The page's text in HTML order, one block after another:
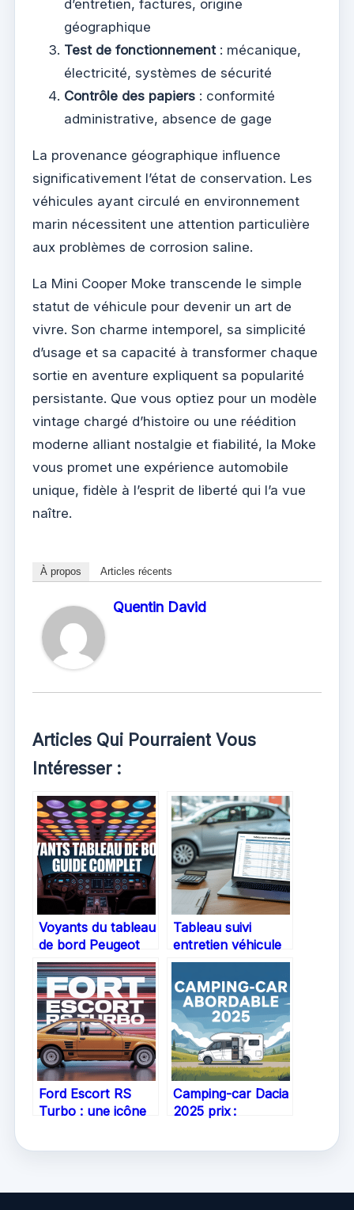
d’entretien, factures, origine
géographique
Test de fonctionnement: mécanique,
électricité, systèmes de sécurité
Contrôle des papiers : conformité
administrative, absence de gage
La provenance géographique influence
significativement l’état de conservation. Les
véhicules ayant circulé en environnement
marin nécessitent une attention particulière
aux problèmes de corrosion saline.
La Mini Cooper Moke transcende le simple
statut de véhicule pour devenir un art de
vivre. Son charme intemporel, sa simplicité
d’usage et sa capacité à transformer chaque
sortie en aventure expliquent sa popularité
persistante. Que vous optiez pour un modèle
vintage chargé d’histoire ou une réédition
moderne alliant nostalgie et fiabilité, la Moke
vous promet une expérience automobile
unique, fidèle à l’esprit de liberté qui l’a vue
naître.
À propos Articles récents
Quentin David
Articles Qui Pourraient Vous
Intéresser :
Voyants du tableau
de bord Peugeot
3008 : comprendre
et réagir
efficacement
Tableau suivi
entretien véhicule
Excel gratuit
quelles solutions
pour gérer
l’entretien auto au
quotidien
Ford Escort RS
Turbo : une icône
Camping-car Dacia
2025 prix :